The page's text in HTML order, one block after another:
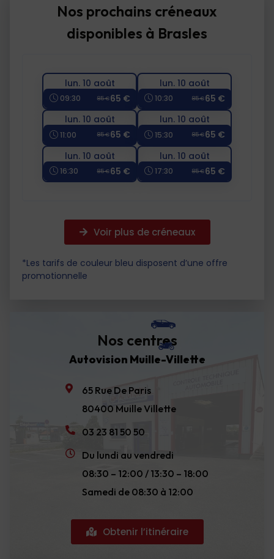
Nos prochains créneaux
disponibles à Brasles
lun. 10 août
09:30 85 € 65 €
lun. 10 août
10:30 85 € 65 €
lun. 10 août
11:00 85 € 65 €
lun. 10 août
15:30 85 € 65 €
lun. 10 août
16:30 85 € 65 €
lun. 10 août
17:30 85 € 65 €
Voir plus de créneaux
*Les tarifs de couleur bleu disposent d’une offre
promotionnelle
Nos centres
Autovision Muille-Villette
65 Rue De Paris
80400 Muille Villette
03 23 81 50 50
Du lundi au vendredi
08:30 – 12:00 / 13:30 – 18:00
Samedi de 08:30 à 12:00
Obtenir l’itinéraire